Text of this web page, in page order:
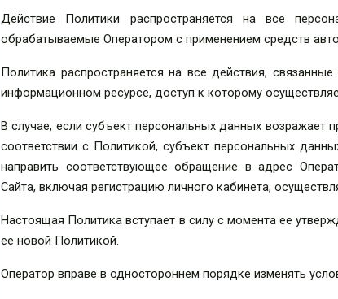
Действие Политики распространяется на все
обрабатываемые Оператором с применением средств
Политика распространяется на все действия,
информационном ресурсе, доступ к которому
В случае, если субъект персональных данных возражает
соответствии с Политикой, субъект персональных
направить соответствующее обращение в адрес
Сайта, включая регистрацию личного кабинета,
Настоящая Политика вступает в силу с момента ее
ее новой Политикой.
Оператор вправе в одностороннем порядке изменять